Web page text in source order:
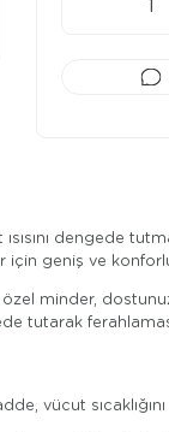
dengede
geniş ve
minder,
tutarak
vücut